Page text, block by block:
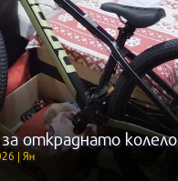
откраднато колело
| Ян